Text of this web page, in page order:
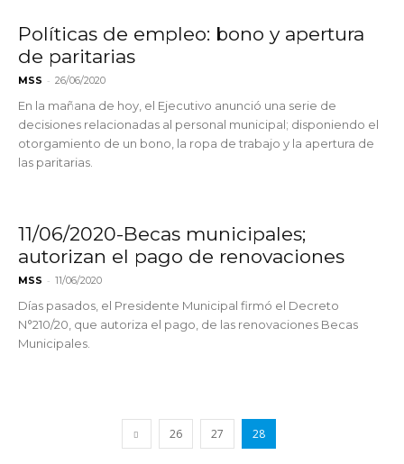
Políticas de empleo: bono y apertura
de paritarias
MSS - 26/06/2020
En la mañana de hoy, el Ejecutivo anunció una serie de
decisiones relacionadas al personal municipal; disponiendo el
otorgamiento de un bono, la ropa de trabajo y la apertura de
las paritarias.
11/06/2020-Becas municipales;
autorizan el pago de renovaciones
MSS - 11/06/2020
Días pasados, el Presidente Municipal firmó el Decreto
N°210/20, que autoriza el pago, de las renovaciones Becas
Municipales.
26 27 28